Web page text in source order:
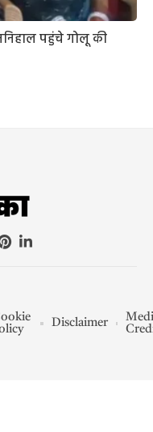
पहुंचे गोलू की
Disclaimer